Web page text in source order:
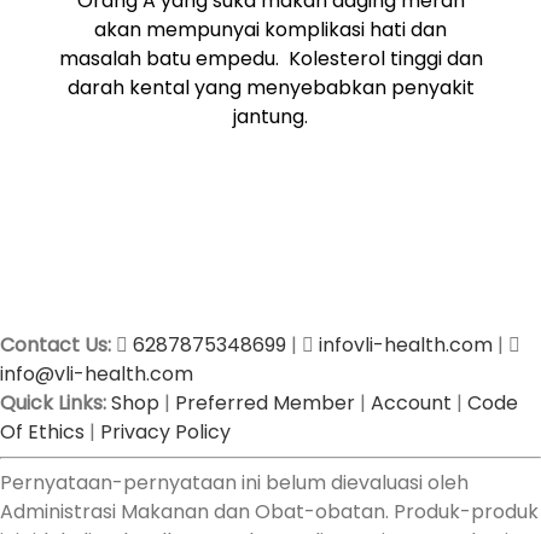
akan mempunyai komplikasi hati dan
masalah batu empedu. Kolesterol tinggi dan
darah kental yang menyebabkan penyakit
jantung.
Contact Us: 6287875348699 | infovli-health.com |
info@vli-health.com
Quick Links:Shop | Preferred Member | Account | Code
Of Ethics | Privacy Policy
Pernyataan-pernyataan ini belum dievaluasi oleh
Administrasi Makanan dan Obat-obatan. Produk-produk